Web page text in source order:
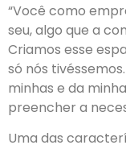
“Você como
seu, algo que a
Criamos esse
só nós
minhas e da
preencher a
Uma das